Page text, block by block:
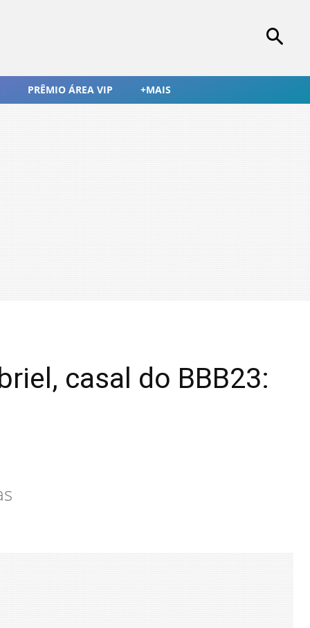
PRÊMIO ÁREA VIP +MAIS
casal do BBB23: